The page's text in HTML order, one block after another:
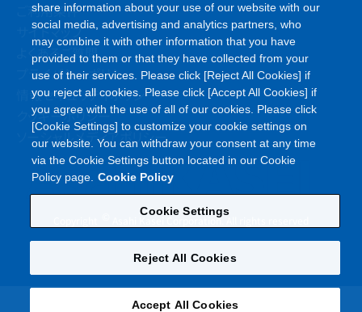
ご利用条件
サイトマップ
よくあるご質問
プライバシーポリシー
情報セキュリティポリシー
クッキーポリシー
ソーシャルメディアポリシー
Asahi Kasei Corporation. All rights reserved
share information about your use of our website with our
social media, advertising and analytics partners, who
may combine it with other information that you have
provided to them or that they have collected from your
use of their services. Please click [Reject All Cookies] if
you reject all cookies. Please click [Accept All Cookies] if
you agree with the use of all of our cookies. Please click
[Cookie Settings] to customize your cookie settings on
our website. You can withdraw your consent at any time
via the Cookie Settings button located in our Cookie
Policy page. Cookie Policy
Cookie Settings
Reject All Cookies
Accept All Cookies